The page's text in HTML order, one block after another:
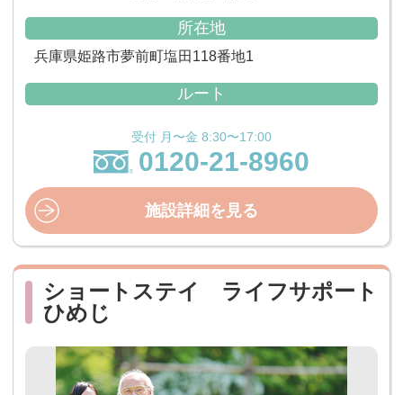
所在地
兵庫県姫路市夢前町塩田118番地1
ルート
受付 月〜金 8:30〜17:00
0120-21-8960
施設詳細を見る
ショートステイ ライフサポート
ひめじ